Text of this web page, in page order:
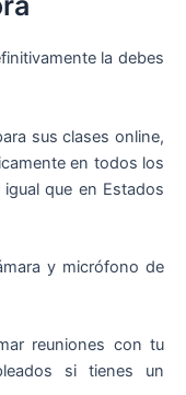
la debes
sus clases online,
en todos los
que en Estados
y micrófono de
reuniones con tu
si tienes un